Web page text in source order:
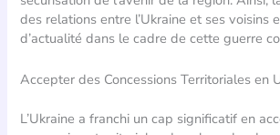
des relations entre l’Ukraine et ses voisins
d’actualité dans le cadre de cette guerre
Accepter des Concessions Territoriales en
L’Ukraine a franchi un cap significatif en